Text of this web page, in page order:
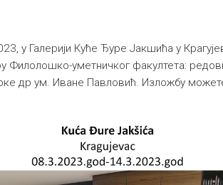
у Галерији Куће Ђуре Јакшића у
Филолошко-уметничког факултета:
др ум. Иване Павловић. Изложбу